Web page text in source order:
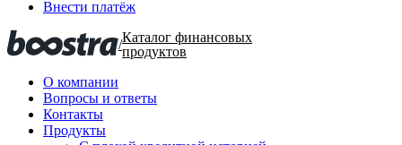
Внести платёж
/Каталог финансовых
продуктов
О компании
Вопросы и ответы
Контакты
Продукты